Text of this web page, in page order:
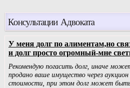
Консультации Адвоката